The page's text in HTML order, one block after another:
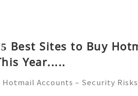
Best Sites to Buy
Year.....
Hotmail Accounts – Security